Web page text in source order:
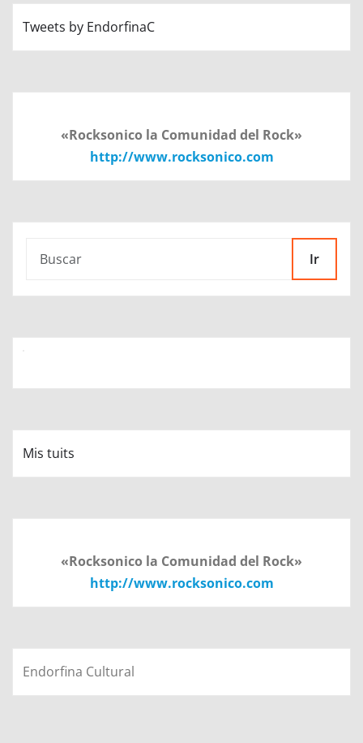
Tweets by EndorfinaC
«Rocksonico la Comunidad del Rock»
http://www.rocksonico.com
Ir
Mis tuits
«Rocksonico la Comunidad del Rock»
http://www.rocksonico.com
Endorfina Cultural